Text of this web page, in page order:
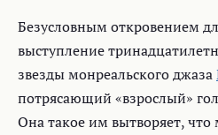
Безусловным откровением
выступление
звезды монреальского джаза
потрясающий «взрослый»
Она такое им вытворяет,